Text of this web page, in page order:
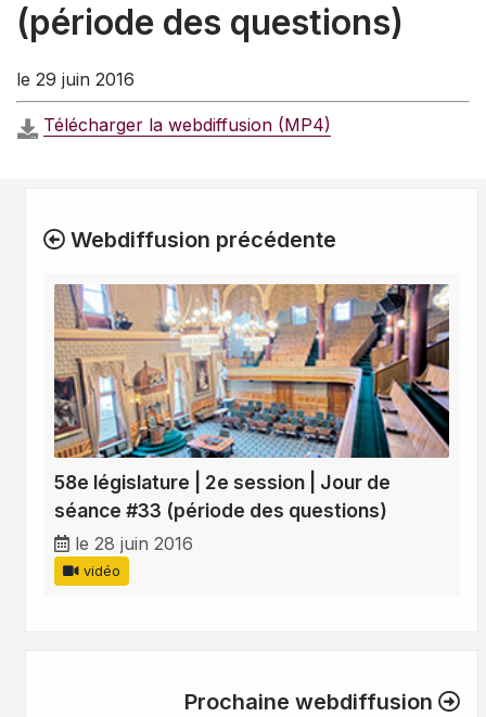
(période des questions)
le 29 juin 2016
Télécharger la webdiffusion (MP4)
Webdiffusion précédente
58e législature | 2e session | Jour de
séance #33 (période des questions)
le 28 juin 2016
vidéo
Prochaine webdiffusion